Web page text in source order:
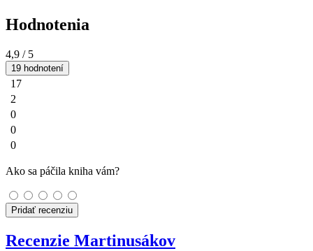
Hodnotenia
4,9 / 5
19 hodnotení
17
2
0
0
0
Ako sa páčila kniha vám?
Pridať recenziu
Recenzie Martinusákov